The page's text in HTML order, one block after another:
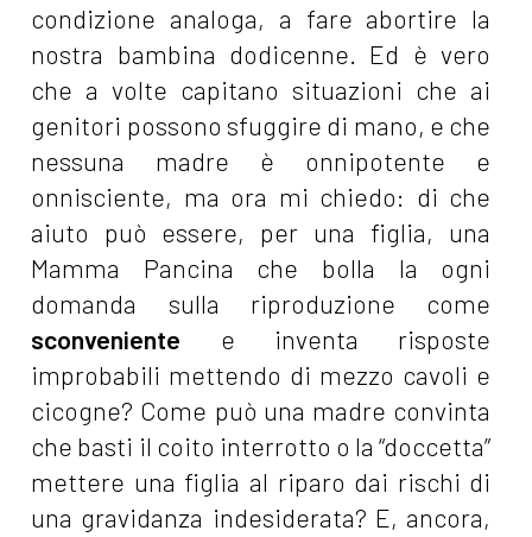
condizione analoga, a fare abortire la
nostra bambina dodicenne. Ed è vero
che a volte capitano situazioni che ai
genitori possono sfuggire di mano, e che
nessuna madre è onnipotente e
onnisciente, ma ora mi chiedo: di che
aiuto può essere, per una figlia, una
Mamma Pancina che bolla la ogni
domanda sulla riproduzione come
sconveniente e inventa risposte
improbabili mettendo di mezzo cavoli e
cicogne? Come può una madre convinta
che basti il coito interrotto o la “doccetta”
mettere una figlia al riparo dai rischi di
una gravidanza indesiderata? E, ancora,